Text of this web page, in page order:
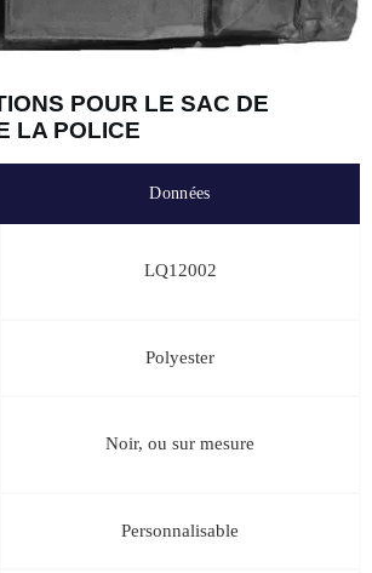
POUR LE SAC DE
LA POLICE
Données
LQ12002
Polyester
Noir, ou sur mesure
Personnalisable